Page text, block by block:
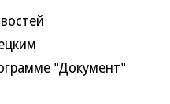
"Документ"